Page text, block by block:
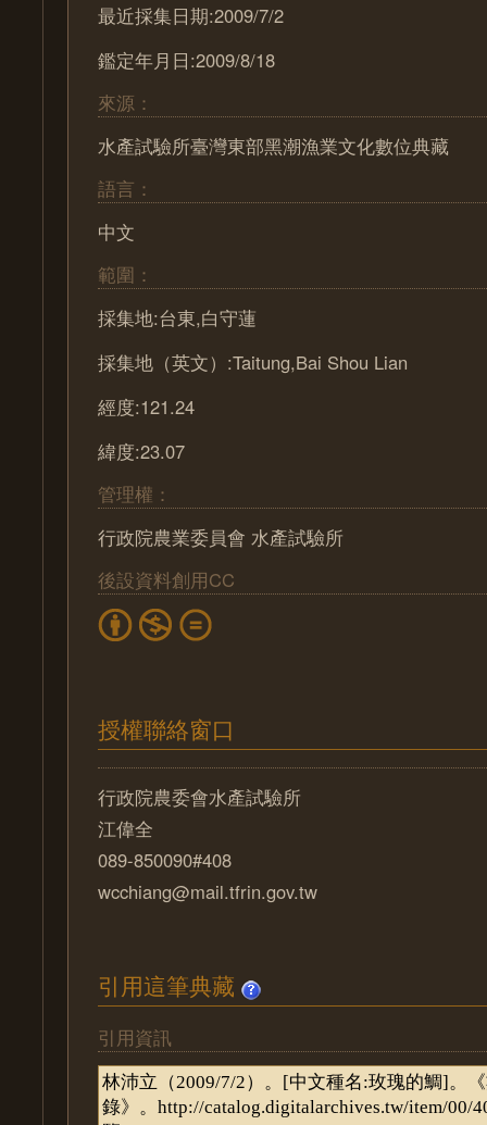
最近採集日期:2009/7/2
鑑定年月日:2009/8/18
來源：
水產試驗所臺灣東部黑潮漁業文化數位典藏
語言：
中文
範圍：
採集地:台東,白守蓮
採集地（英文）:Taitung,Bai Shou Lian
經度:121.24
緯度:23.07
管理權：
行政院農業委員會 水產試驗所
後設資料創用CC
授權聯絡窗口
行政院農委會水產試驗所
江偉全
089-850090#408
wcchiang@mail.tfrin.gov.tw
引用這筆典藏
引用資訊